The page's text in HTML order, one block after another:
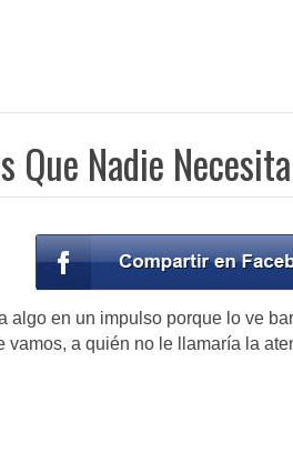
Nadie Necesita
algo en un impulso porque lo ve
a quién no le llamaría la